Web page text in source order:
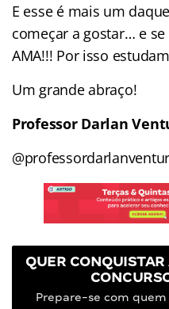
E esse é mais um
começar a gostar… e se
AMA!!! Por isso
Um grande abraço!
Professor Darlan
QUER
Prepare-se com